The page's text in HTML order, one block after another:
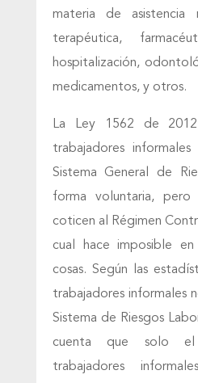
materia de asistencia
terapéutica,
hospitalización,
medicamentos, y otros.
La Ley 1562 de
trabajadores informales
Sistema General de
forma voluntaria, pero
coticen al Régimen
cual hace imposible
cosas. Según las
trabajadores informales
Sistema de Riesgos
cuenta que solo
trabajadores